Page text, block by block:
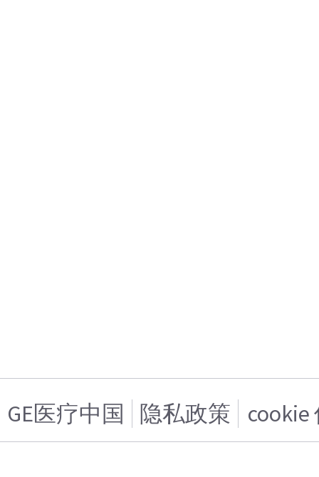
GE医疗中国 隐私政策 cookie